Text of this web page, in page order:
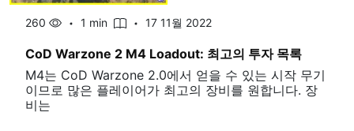
260 1 min 17 11월 2022
CoD Warzone 2 M4 Loadout: 최고의 투자 목록
M4는 CoD Warzone 2.0에서 얻을 수 있는 시작 무기
이므로 많은 플레이어가 최고의 장비를 원합니다. 장
비는